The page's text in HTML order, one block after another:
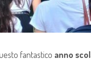
fantastico anno